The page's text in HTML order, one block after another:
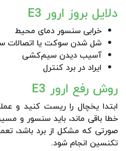
دلایل بروز ارور E3
خرابی سنسور دمای محیط
شل شدن سوکت یا اتصالات
آسیب دیدن سیم‌کشی
ایراد در برد کنترل
روش رفع ارور E3
ابتدا یخچال را ریست کنید و
خطا باقی ماند، باید سنسور و
صورتی که مشکل از برد باشد،
تکنسین انجام شود.